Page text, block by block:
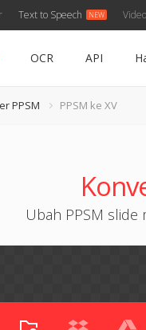
Text to Speech
OCR API
PPSM PPSM ke XV
Ubah PPSM slide